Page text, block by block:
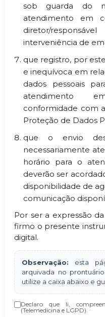
sob guarda do
atendimento em
diretor/
interveniência de
que registro, por
e inequívoca em
dados pessoais
atendimento
conformidade com
Proteção de Dados
que o envio
necessariamente
horário para o
deverão ser
disponibilidade de
comunicação
Por ser a expressão
firmo o presente
digital.
Observação: esta
arquivada no
utilize a caixa abaixo e
Declaro que li,
(Telemedicina e LGPD).